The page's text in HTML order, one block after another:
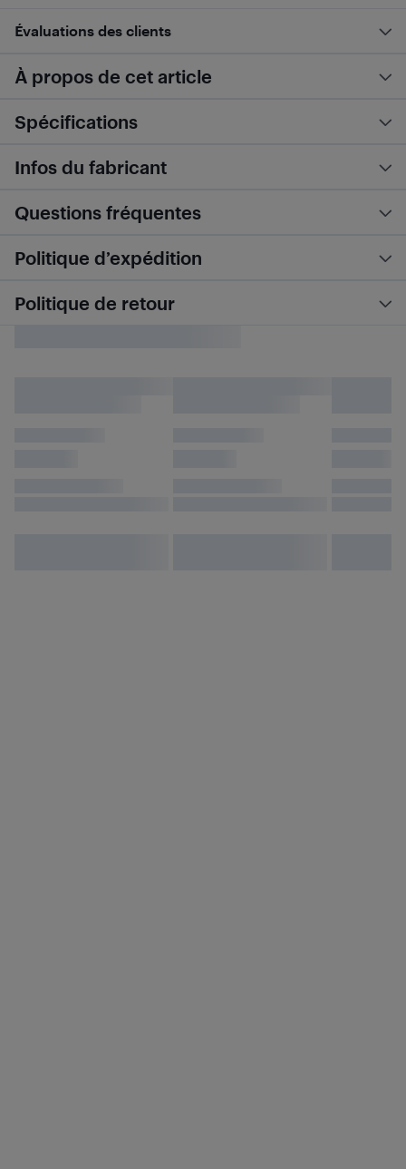
Évaluations des clients
À propos de cet article
Spécifications
Infos du fabricant
Questions fréquentes
Politique d’expédition
Politique de retour